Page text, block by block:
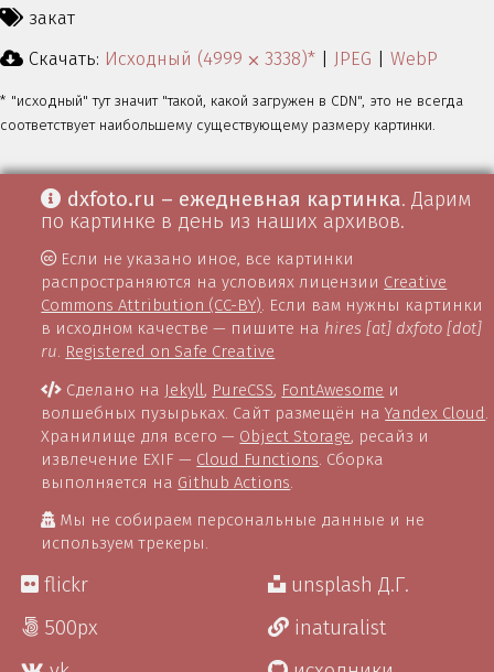
закат
Скачать: Исходный (4999 ⨉ 3338)* | JPEG | WebP
* "исходный" тут значит "такой, какой загружен в CDN", это не всегда
соответствует наибольшему существующему размеру картинки.
dxfoto.ru – ежедневная картинка. Дарим
по картинке в день из наших архивов.
Если не указано иное, все картинки
распространяются на условиях лицензии Creative
Commons Attribution (CC-BY). Если вам нужны картинки
в исходном качестве — пишите на hires [at] dxfoto [dot]
ru. Registered on Safe Creative
Сделано на Jekyll, PureCSS, FontAwesome и
волшебных пузырьках. Сайт размещён наYandex Cloud
Хранилище для всего — Object Storage, ресайз и
извлечение EXIF — Cloud Functions . Сборка
выполняется на Github Actions
Мы не собираем персональные данные и не
используем трекеры.
flickr
500px
unsplash Д.Г.
inaturalist